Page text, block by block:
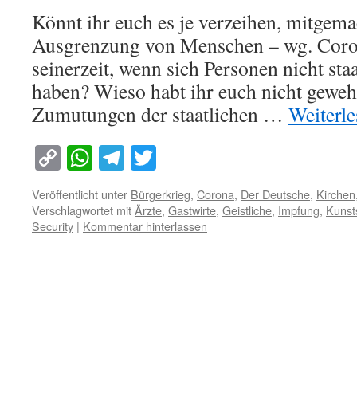
Könnt ihr euch es je verzeihen,
Ausgrenzung von Menschen – wg.
seinerzeit, wenn sich Personen nicht
haben? Wieso habt ihr euch nicht
Zumutungen der staatlichen …
Copy
Link
WhatsApp
Telegram
Veröffentlicht unter Bürgerkrieg, Corona, Der Deutsche, Kirchen
Verschlagwortet mitÄrzte, Gastwirte, Geistliche, Impfung,
Security | Kommentar hinterlassen